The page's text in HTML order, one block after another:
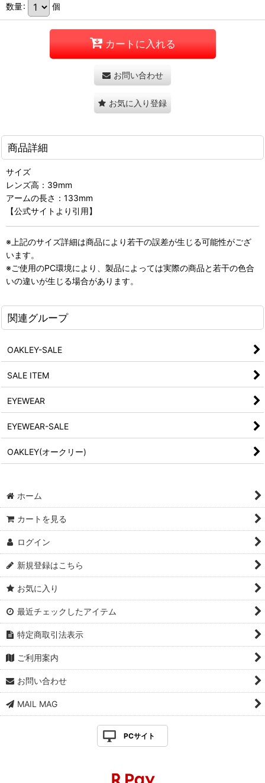
数量: 個
カートに入れる
お問い合わせ
お気に入り登録
商品詳細
サイズ
レンズ高：39mm
アームの長さ：133mm
【公式サイトより引用】
※上記のサイズ詳細は商品により若干の誤差が生じる可能性がござ
います。
※ご使用のPC環境により、製品によっては実際の商品と若干の色合
いの違いが生じる場合があります。
関連グループ
OAKLEY-SALE
SALE ITEM
EYEWEAR
EYEWEAR-SALE
OAKLEY(オークリー)
ホーム
カートを見る
ログイン
新規登録はこちら
お気に入り
最近チェックしたアイテム
特定商取引法表示
ご利用案内
お問い合わせ
MAIL MAG
PCサイト